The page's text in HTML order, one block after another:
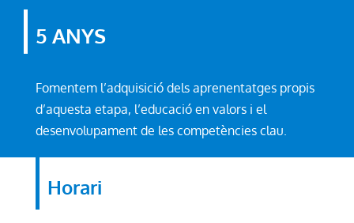
5 ANYS
Fomentem l’adquisició dels aprenentatges propis
d’aquesta etapa, l’educació en valors i el
desenvolupament de les competències clau.
Horari